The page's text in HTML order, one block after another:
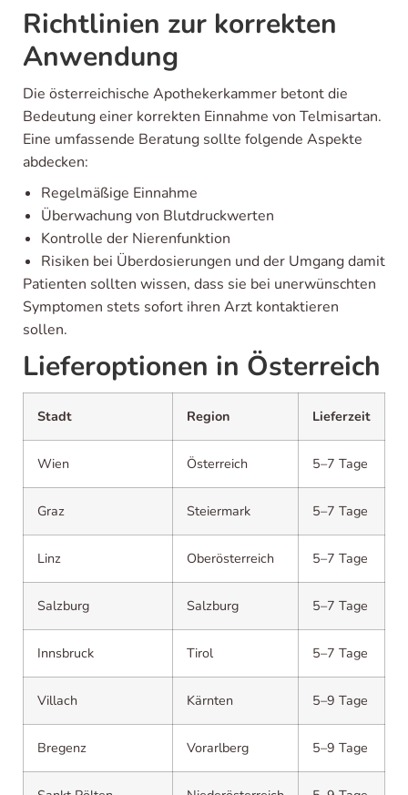
Richtlinien zur korrekten
Anwendung
Die österreichische Apothekerkammer betont die
Bedeutung einer korrekten Einnahme von Telmisartan.
Eine umfassende Beratung sollte folgende Aspekte
abdecken:
Regelmäßige Einnahme
Überwachung von Blutdruckwerten
Kontrolle der Nierenfunktion
Risiken bei Überdosierungen und der Umgang damit
Patienten sollten wissen, dass sie bei unerwünschten
Symptomen stets sofort ihren Arzt kontaktieren
sollen.
Lieferoptionen in Österreich
Stadt Region Lieferzeit
Wien Österreich 5–7 Tage
Graz Steiermark 5–7 Tage
Linz Oberösterreich 5–7 Tage
Salzburg Salzburg 5–7 Tage
Innsbruck Tirol 5–7 Tage
Villach Kärnten 5–9 Tage
Bregenz Vorarlberg 5–9 Tage